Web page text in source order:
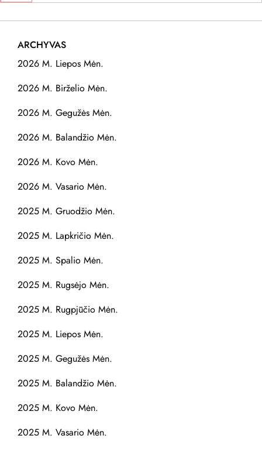
ARCHYVAS
2026 M. Liepos Mėn.
2026 M. Birželio Mėn.
2026 M. Gegužės Mėn.
2026 M. Balandžio Mėn.
2026 M. Kovo Mėn.
2026 M. Vasario Mėn.
2025 M. Gruodžio Mėn.
2025 M. Lapkričio Mėn.
2025 M. Spalio Mėn.
2025 M. Rugsėjo Mėn.
2025 M. Rugpjūčio Mėn.
2025 M. Liepos Mėn.
2025 M. Gegužės Mėn.
2025 M. Balandžio Mėn.
2025 M. Kovo Mėn.
2025 M. Vasario Mėn.